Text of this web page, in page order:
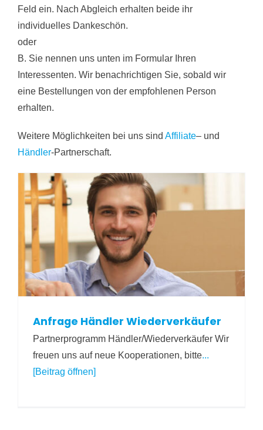
Feld ein. Nach Abgleich erhalten beide ihr
individuelles Dankeschön.
oder
B. Sie nennen uns unten im Formular Ihren
Interessenten. Wir benachrichtigen Sie, sobald wir
eine Bestellungen von der empfohlenen Person
erhalten.
Weitere Möglichkeiten bei uns sind Affiliate– und
Händler-Partnerschaft.
Anfrage Händler Wiederverkäufer
Partnerprogramm Händler/Wiederverkäufer Wir
freuen uns auf neue Kooperationen, bitte...
[Beitrag öffnen]